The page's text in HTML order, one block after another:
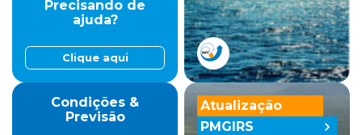
Precisando de
ajuda?
Clique aqui
Condições &
Previsão
Atualização
PMGIRS